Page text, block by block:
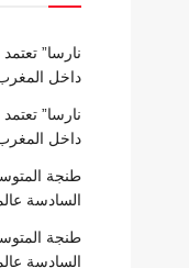
نارسا”
داخل
نارسا”
داخل
طنجة
السادسة
طنجة
السادسة